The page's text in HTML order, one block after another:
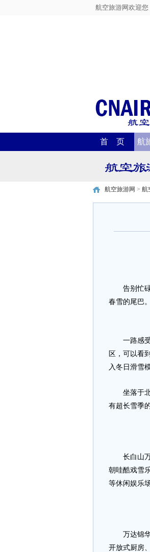
航空旅游网欢迎您
首 页 航
航空旅游网 > 航
告别忙碌
春雪的尾巴
一路感受
区，可以看
入冬日滑雪
坐落于北
有超长雪季
长白山万
朝哇酷戏雪
等休闲娱乐
万达锦华
开放式厨房